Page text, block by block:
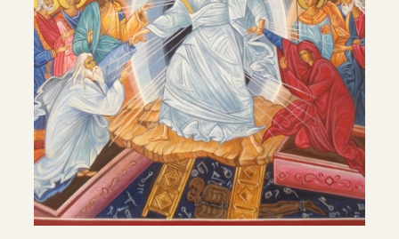
nous
révéler
la
vérité
de
l’amour